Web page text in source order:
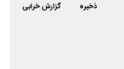
ذخیره گزارش خرابی